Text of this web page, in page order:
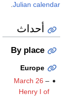
Julian calendar
أحداث
By place
Europe
March 26 –
Henry I of